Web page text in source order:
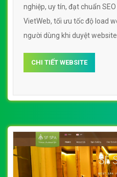
nghiệp, uy tín, đạt chuẩn
VietWeb, tối ưu tốc độ load
người dùng khi duyệt website.
CHI TIẾT WEBSITE